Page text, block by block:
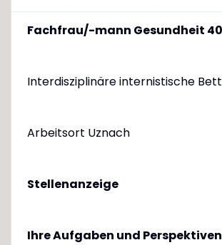
Fachfrau/-mann Gesundheit
Interdisziplinäre internistische
Arbeitsort Uznach
Stellenanzeige
Ihre Aufgaben und Perspektiven